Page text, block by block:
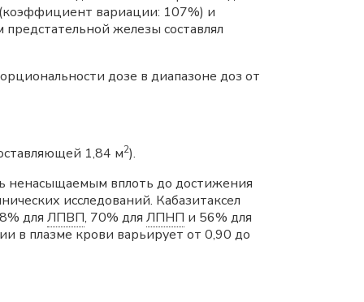
вариации: 107%) и
железы составлял
дозе в диапазоне доз от
1,84 м2).
ненасыщаемым вплоть до достижения
исследований. Кабазитаксел
для ЛПВП, 70% для ЛПНП и 56% для
в плазме крови варьирует от 0,90 до